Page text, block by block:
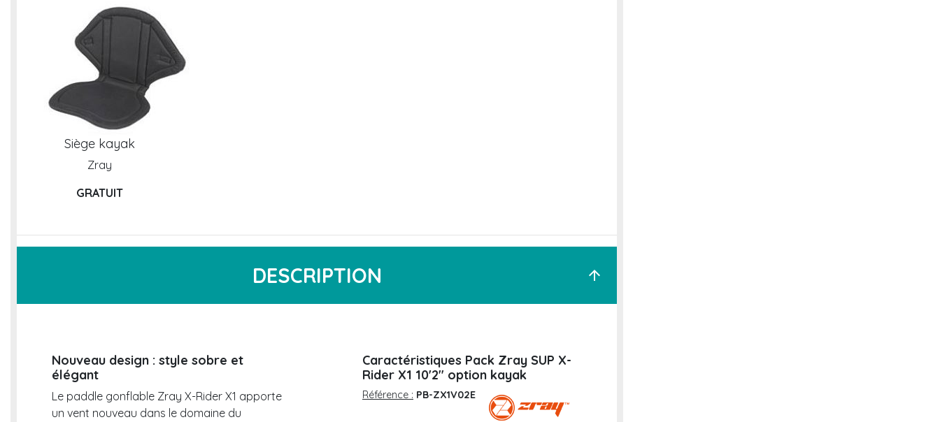
Siège kayak
Zray
GRATUIT
DESCRIPTION arrow_upward
Nouveau design : style sobre et
élégant
Le paddle gonflable Zray X-Rider X1 apporte
un vent nouveau dans le domaine du
Caractéristiques Pack Zray SUP X-
Rider X1 10'2" option kayak
Référence : PB-ZX1V02E